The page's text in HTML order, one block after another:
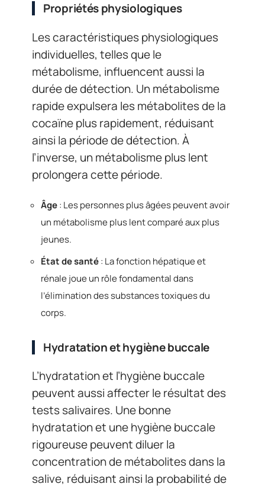
Propriétés physiologiques
Les caractéristiques physiologiques
individuelles, telles que le
métabolisme, influencent aussi la
durée de détection. Un métabolisme
rapide expulsera les métabolites de la
cocaïne plus rapidement, réduisant
ainsi la période de détection. À
l’inverse, un métabolisme plus lent
prolongera cette période.
Âge: Les personnes plus âgées peuvent avoir
un métabolisme plus lent comparé aux plus
jeunes.
État de santé: La fonction hépatique et
rénale joue un rôle fondamental dans
l’élimination des substances toxiques du
corps.
Hydratation et hygiène buccale
L’hydratation et l’hygiène buccale
peuvent aussi affecter le résultat des
tests salivaires. Une bonne
hydratation et une hygiène buccale
rigoureuse peuvent diluer la
concentration de métabolites dans la
salive, réduisant ainsi la probabilité de